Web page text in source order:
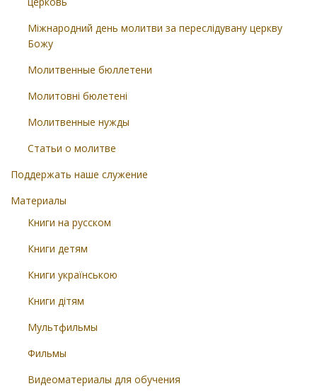
Міжнародний день молитви за переслідувану церкву
Божу
Молитвенные бюллетени
Молитовні бюлетені
Молитвенные нужды
Статьи о молитве
Поддержать наше служение
Материалы
Книги на русском
Книги детям
Книги українською
Книги дітям
Мультфильмы
Фильмы
Видеоматериалы для обучения